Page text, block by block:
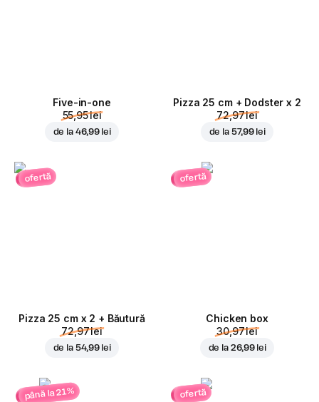
Five-in-one
55,95 lei
de la 46,99 lei
Pizza 25 cm + Dodster x 2
72,97 lei
de la 57,99 lei
ofertă
Pizza 25 cm x 2 + Băutură
72,97 lei
de la 54,99 lei
ofertă
Chicken box
30,97 lei
de la 26,99 lei
până la 21% ofertă